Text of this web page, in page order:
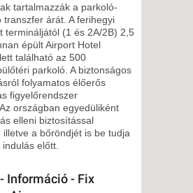
tartalmazzák a parkoló-
transzfer árát. A ferihegyi
termináljától (1 és 2A/2B) 2,5
épült Airport Hotel
található az 500
parkoló. A biztonságos
folyamatos élőerős
figyelőrendszer
országban egyedüliként
elleni biztosítással
illetve a bőröndjét is be tudja
előtt.
Információ - Fix